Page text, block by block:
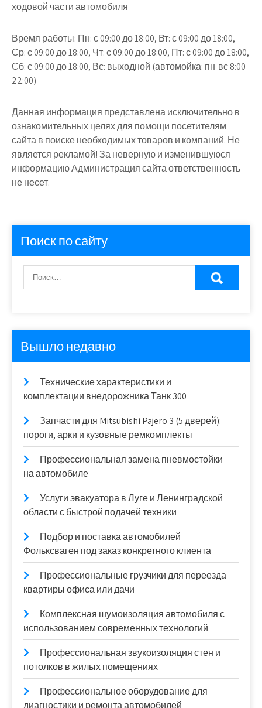
ходовой части автомобиля
Время работы: Пн: с 09:00 до 18:00, Вт: с 09:00 до 18:00,
Ср: с 09:00 до 18:00, Чт: с 09:00 до 18:00, Пт: с 09:00 до 18:00,
Сб: с 09:00 до 18:00, Вс: выходной (автомойка: пн-вс 8:00-
22:00)
Данная информация представлена исключительно в
ознакомительных целях для помощи посетителям
сайта в поиске необходимых товаров и компаний. Не
является рекламой! За неверную и изменившуюся
информацию Администрация сайта ответственность
не несет.
Поиск по сайту
Вышло недавно
Технические характеристики и
комплектации внедорожника Танк 300
Запчасти для Mitsubishi Pajero 3 (5 дверей):
пороги, арки и кузовные ремкомплекты
Профессиональная замена пневмостойки
на автомобиле
Услуги эвакуатора в Луге и Ленинградской
области с быстрой подачей техники
Подбор и поставка автомобилей
Фольксваген под заказ конкретного клиента
Профессиональные грузчики для переезда
квартиры офиса или дачи
Комплексная шумоизоляция автомобиля с
использованием современных технологий
Профессиональная звукоизоляция стен и
потолков в жилых помещениях
Профессиональное оборудование для
диагностики и ремонта автомобилей